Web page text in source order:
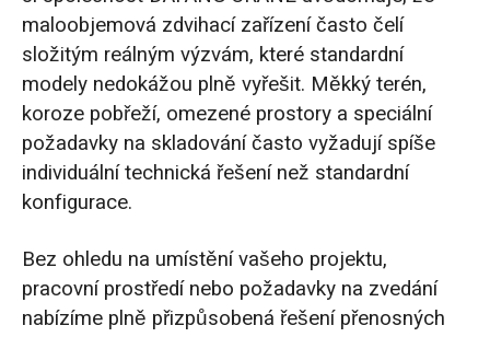
maloobjemová zdvihací zařízení často čelí
složitým reálným výzvám, které standardní
modely nedokážou plně vyřešit. Měkký terén,
koroze pobřeží, omezené prostory a speciální
požadavky na skladování často vyžadují spíše
individuální technická řešení než standardní
konfigurace.
Bez ohledu na umístění vašeho projektu,
pracovní prostředí nebo požadavky na zvedání
nabízíme plně přizpůsobená řešení přenosných